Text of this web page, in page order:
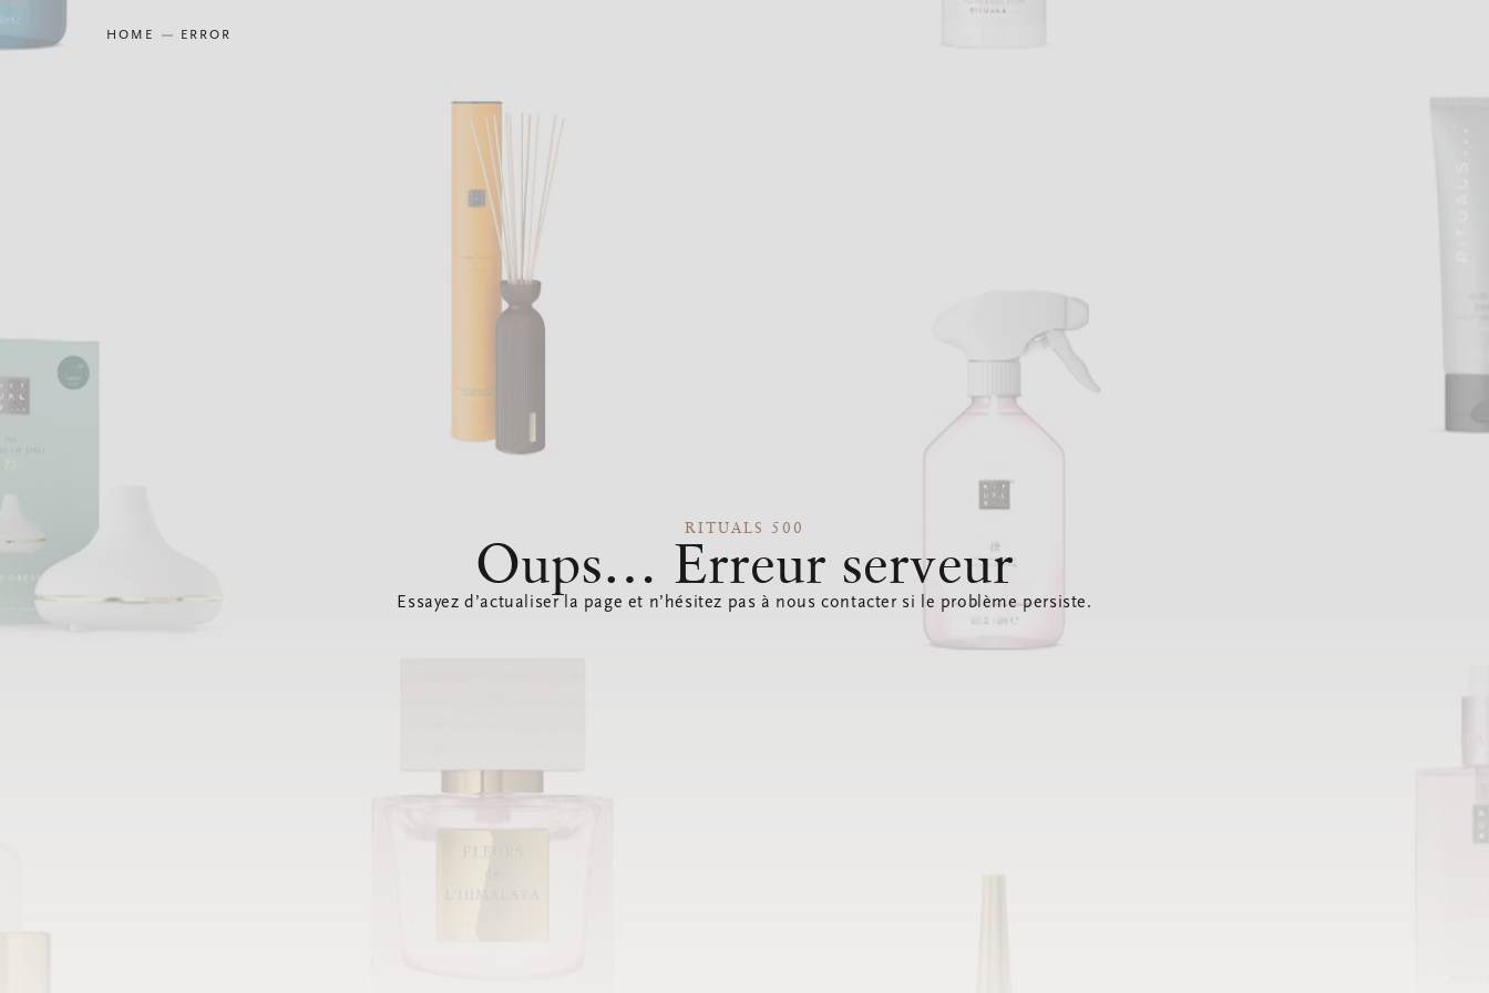
HOME ERROR
RITUALS 500
Oups… Erreur serveur
Essayez d’actualiser la page et n’hésitez pas à nous contacter si le problème persiste.